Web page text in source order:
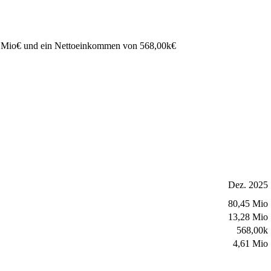
€ und ein Nettoeinkommen von 568,00k€
Dez. 2025
80,45 Mio
13,28 Mio
568,00k
4,61 Mio